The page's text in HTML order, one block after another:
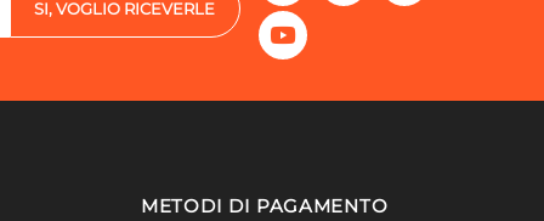
SI, VOGLIO RICEVERLE
METODI DI PAGAMENTO